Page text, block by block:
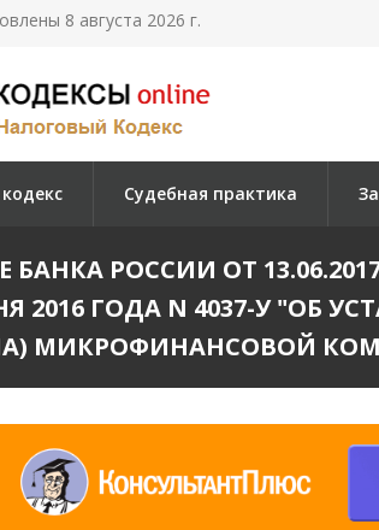
8 августа 2026 г.
Судебная практика
БАНКА РОССИИ ОТ
2016 ГОДА N 4037-У "ОБ
МИКРОФИНАНСОВОЙ